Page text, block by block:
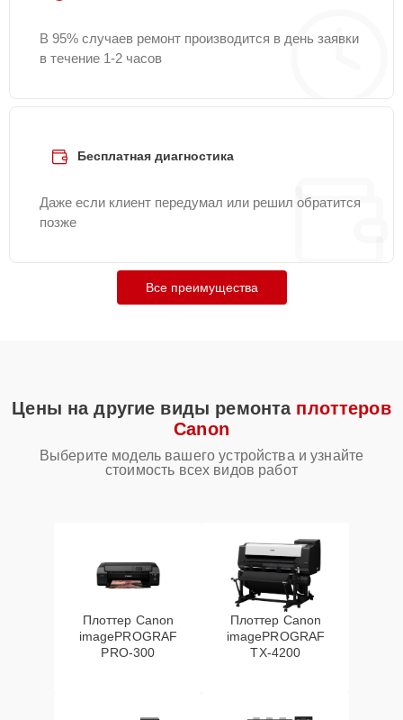
В 95% случаев ремонт производится в день заявки
в течение 1-2 часов
Бесплатная диагностика
Даже если клиент передумал или решил обратится
позже
Все преимущества
Цены на другие виды ремонта плоттеров
Canon
Выберите модель вашего устройства и узнайте
стоимость всех видов работ
Плоттер Canon
imagePROGRAF
PRO-300
Плоттер Canon
imagePROGRAF
TX-4200